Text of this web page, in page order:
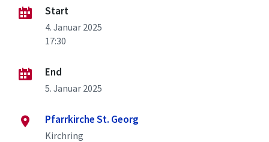
Start
4. Januar 2025
17:30
End
5. Januar 2025
Pfarrkirche St. Georg
Kirchring